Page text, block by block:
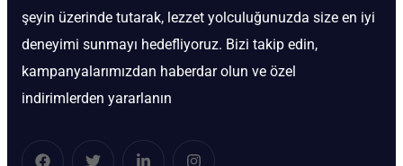
şeyin üzerinde tutarak, lezzet yolculuğunuzda size en iyi
deneyimi sunmayı hedefliyoruz. Bizi takip edin,
kampanyalarımızdan haberdar olun ve özel
indirimlerden yararlanın